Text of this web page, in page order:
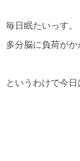
毎日眠たいっす。
多分脳に負荷がか
というわけで今日